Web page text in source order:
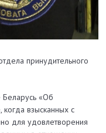
принудительного
Беларусь «Об
когда взысканных с
для удовлетворения